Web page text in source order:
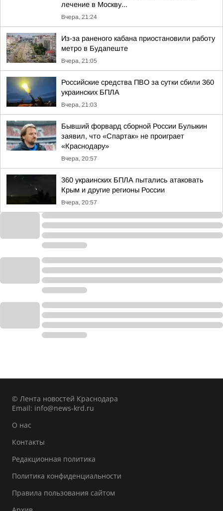
лечение в Москву...
Вчера, 21:24
Из-за раненого кабана приостановили работу
метро в Будапеште
Вчера, 21:05
Российские средства ПВО за сутки сбили 360
украинских БПЛА
Вчера, 21:03
Бывший форвард сборной России Булыкин
заявил, что «Спартак» не проиграет
«Краснодару»
Вчера, 20:57
360 украинских БПЛА пытались атаковать
Крым и другие регионы России
Вчера, 20:57
© Лента новостей Краснодара
Email: info@news-krd.ru
О нас
Контакты
Редакционная политика
Политика конфиденциальности
Правила пользования сайтом